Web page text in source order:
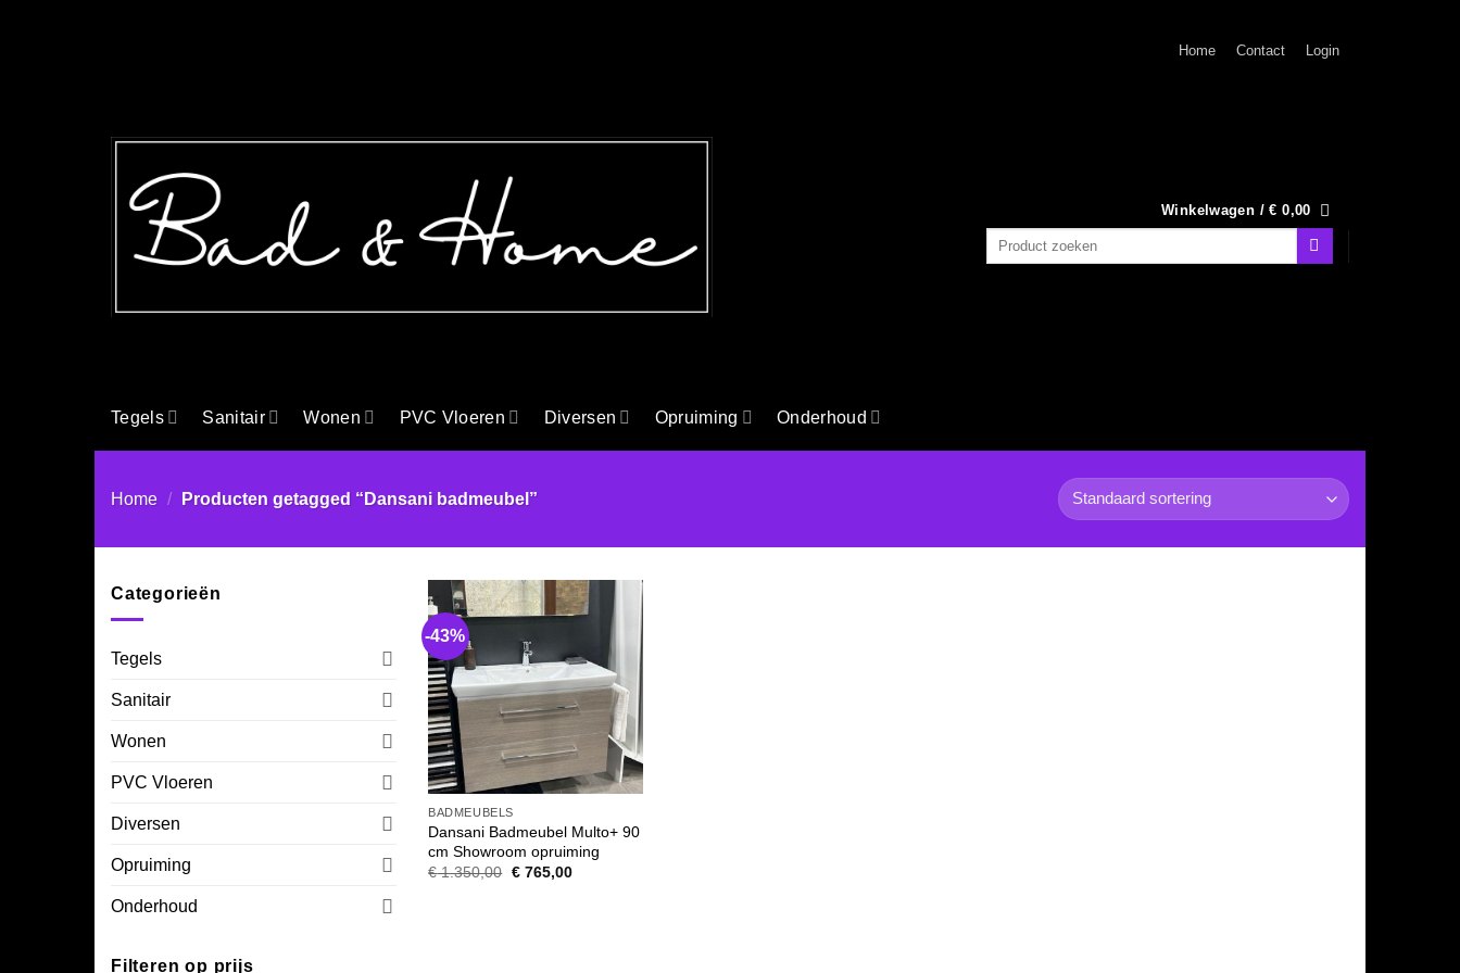
Home Contact Login
Winkelwagen /€ 0,00
Zoeken
Tegels Sanitair Wonen PVC Vloeren Diversen Opruiming Onderhoud
Home / Producten getagged “Dansani badmeubel”
Categorieën
Tegels
Sanitair
Wonen
PVC Vloeren
Diversen
Opruiming
Onderhoud
Filteren op prijs
-43%
BADMEUBELS
Dansani Badmeubel Multo+ 90
cm Showroom opruiming
€1.350,00 Oorspronkelijke
€765,00Huidige